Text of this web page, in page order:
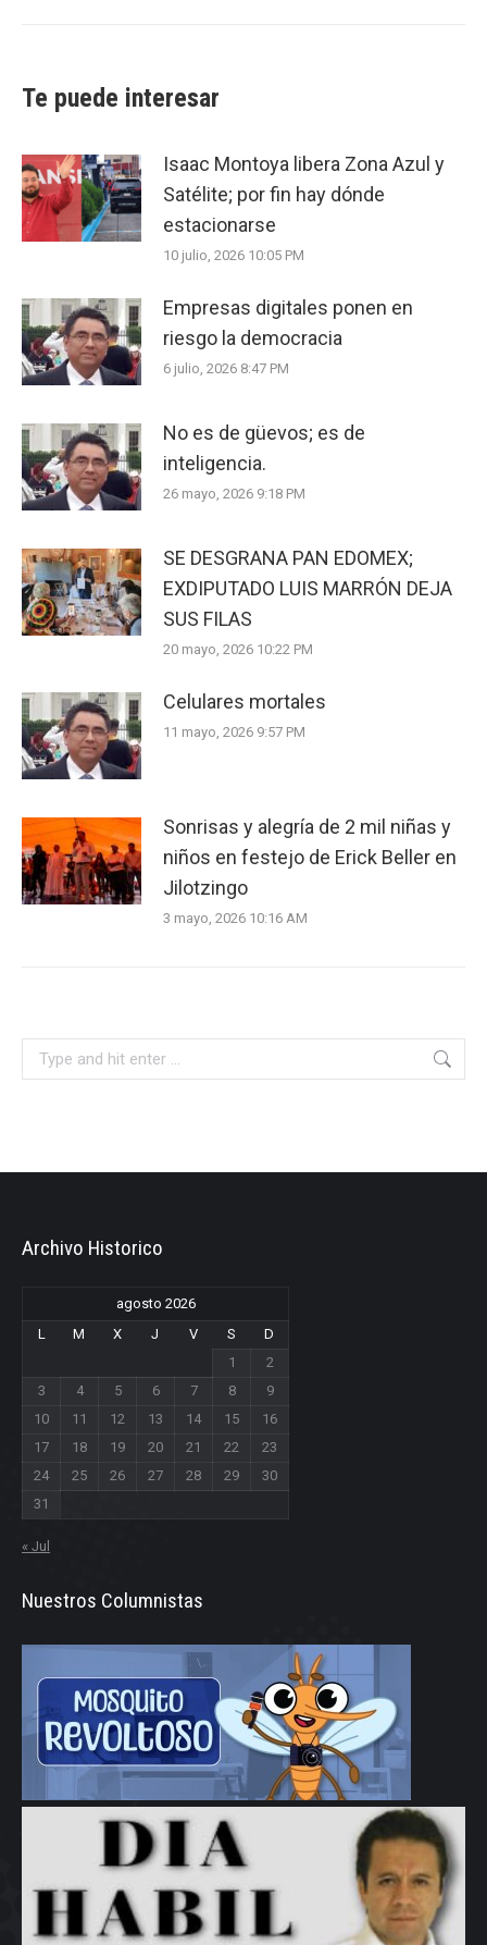
Te puede interesar
Isaac Montoya libera Zona Azul y
Satélite; por fin hay dónde
estacionarse
10 julio, 2026 10:05 PM
Empresas digitales ponen en
riesgo la democracia
6 julio, 2026 8:47 PM
No es de güevos; es de
inteligencia.
26 mayo, 2026 9:18 PM
SE DESGRANA PAN EDOMEX;
EXDIPUTADO LUIS MARRÓN DEJA
SUS FILAS
20 mayo, 2026 10:22 PM
Celulares mortales
11 mayo, 2026 9:57 PM
Sonrisas y alegría de 2 mil niñas y
niños en festejo de Erick Beller en
Jilotzingo
3 mayo, 2026 10:16 AM
Archivo Historico
agosto 2026
L
M X J V S
D
1
2
3
4 5 6 7 8
9
10
11 12 13 14 15
16
17
18 19 20 21 22
23
24
25 26 27 28 29
30
31
« Jul
Nuestros Columnistas